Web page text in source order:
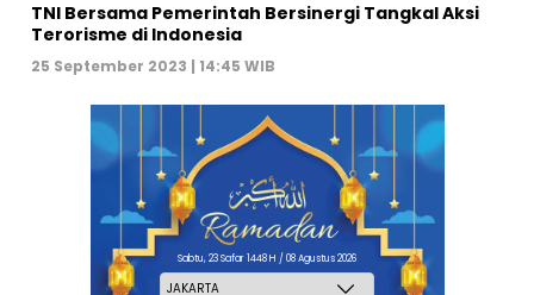
TNI Bersama Pemerintah Bersinergi Tangkal Aksi
Terorisme di Indonesia
25 September 2023 | 14:45 WIB
Sabtu, 23 Safar 1448 H / 08 Agustus 2026